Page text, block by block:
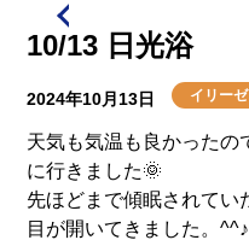
10/13 日光浴
2024年10月13日 イリー
天気も気温も良かったの
に行きました🌞
先ほどまで傾眠されてい
目が開いてきました。^^♪